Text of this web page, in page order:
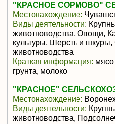
"КРАСНОЕ СОРМОВО"
Местонахождение:
Виды деятельности:
животноводства, Овощи,
культуры, Шерсть и
животноводства
Краткая информация: мясо
грунта, молоко
"КРАСНОЕ"
Местонахождение:
Виды деятельности:
животноводства,